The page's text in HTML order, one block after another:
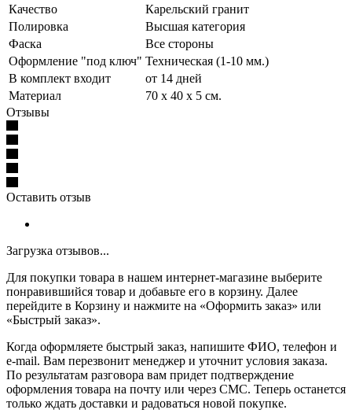
Качество
Карельский гранит
Полировка
Высшая категория
Фаска
Все стороны
Оформление "под ключ" Техническая (1-10 мм.)
В комплект входит
от 14 дней
Материал
70 x 40 x 5 см.
Отзывы
Оставить отзыв
Загрузка отзывов...
Для покупки товара в нашем интернет-магазине выберите
понравившийся товар и добавьте его в корзину. Далее
перейдите в Корзину и нажмите на «Оформить заказ» или
«Быстрый заказ».
Когда оформляете быстрый заказ, напишите ФИО, телефон и
e-mail. Вам перезвонит менеджер и уточнит условия заказа.
По результатам разговора вам придет подтверждение
оформления товара на почту или через СМС. Теперь останется
только ждать доставки и радоваться новой покупке.